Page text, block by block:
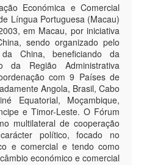
Económica e Comercial
Língua Portuguesa (Macau)
em Macau, por iniciativa
sendo organizado pelo
China, beneficiando da
da Região Administrativa
com 9 Países de
Angola, Brasil, Cabo
Equatorial, Moçambique,
e Timor-Leste. O Fórum
multilateral de cooperação
político, focado no
e comercial e tendo como
económico e comercial